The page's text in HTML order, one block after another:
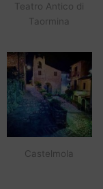
Teatro Antico di
Taormina
Castelmola